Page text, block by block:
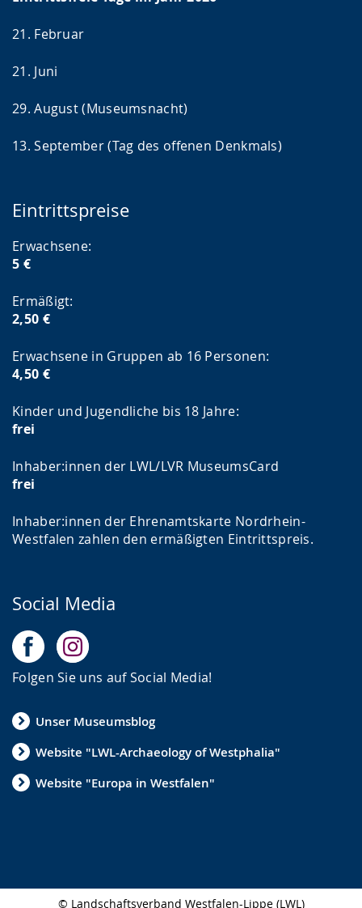
21. Februar
21. Juni
29. August (Museumsnacht)
13. September (Tag des offenen Denkmals)
Eintrittspreise
Erwachsene:
5 €
Ermäßigt:
2,50 €
Erwachsene in Gruppen ab 16 Personen:
4,50 €
Kinder und Jugendliche bis 18 Jahre:
frei
Inhaber:innen der LWL/LVR MuseumsCard
frei
Inhaber:innen der Ehrenamtskarte Nordrhein-
Westfalen zahlen den ermäßigten Eintrittspreis.
Social Media
Folgen Sie uns auf Social Media!
Unser Museumsblog
Website "LWL-Archaeology of Westphalia"
Website "Europa in Westfalen"
© Landschaftsverband Westfalen-Lippe (LWL)